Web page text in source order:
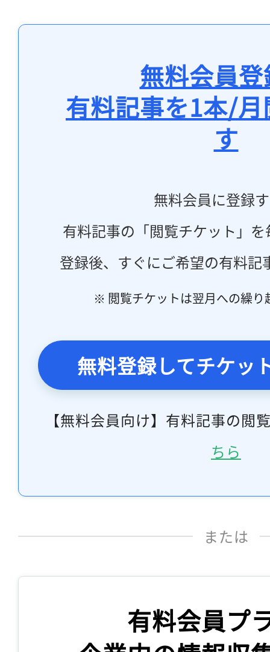
無料会員
有料記事を1本/
す
無料会員に登録
有料記事の「閲覧チケット」
登録後、すぐにご希望の有料記
※ 閲覧チケットは翌月への繰り
無料登録してチケッ
【無料会員向け】有料記事の閲
ちら
または
有料会員プ